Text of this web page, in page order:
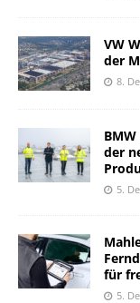
VW
der
8.
der
5.
für
5.